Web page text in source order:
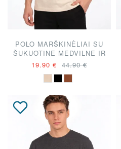
POLO MARŠKINĖLIAI SU
ŠUKUOTINE MEDVILNE IR
LINU
19.90 € 44.90 €